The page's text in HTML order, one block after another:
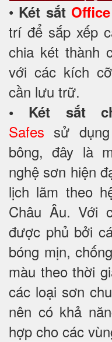
• Két sắt
trí để sắp xếp
chia két thành
với các kích
cần lưu trữ.
• Két sắt
Safes sử
bông, đây là
nghệ sơn hiện
lịch lãm theo
Châu Âu. Với
được phủ bởi
bóng mịn,
màu theo thời
các loại sơn
nên có khả
hợp cho các